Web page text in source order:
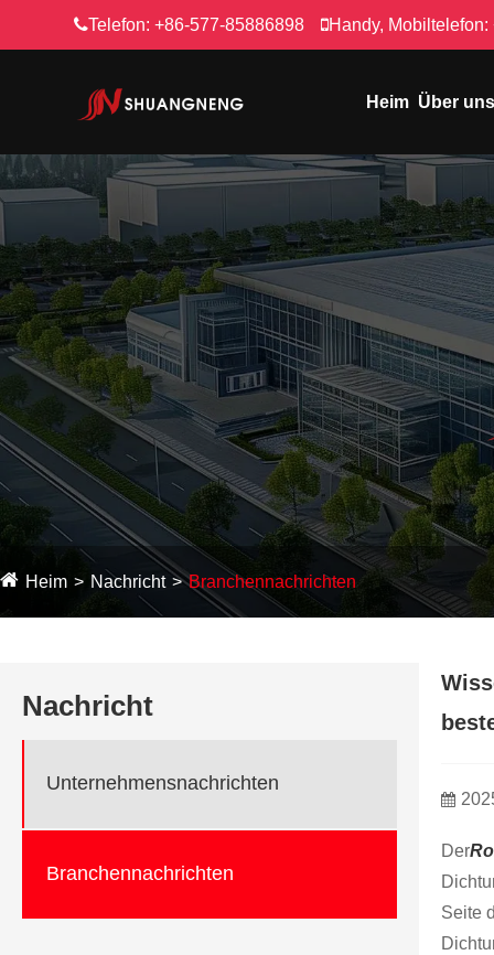
Telefon:+86-577-85886898 Handy, Mobiltelefon:
Heim Über uns
Heim Nachricht Branchennachrichten
Nachricht
Unternehmensnachrichten
Branchennachrichten
Der
Seite